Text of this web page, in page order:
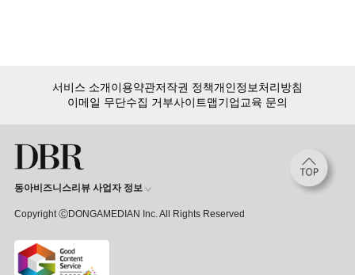
15,000여 건의 DBR 콘텐츠를
서비스 소개이용약관저작권 정책개인정보처리방침
이메일 무단수집 거부사이트맵기업교육 문의
동아비즈니스리뷰 사업자 정보
Copyright ⒸDONGAMEDIAN Inc. All Rights Reserved